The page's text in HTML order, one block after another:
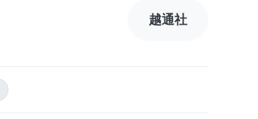
越通社